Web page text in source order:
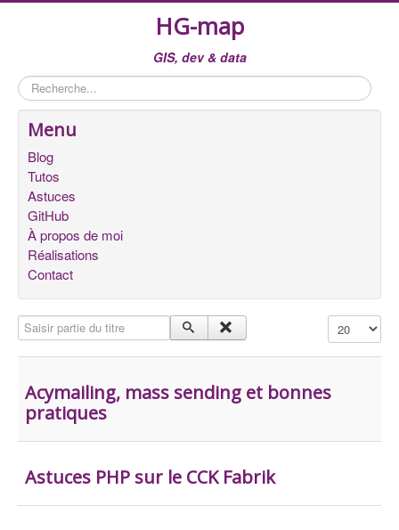
HG-map
GIS, dev & data
Rechercher
Menu
Blog
Tutos
Astuces
GitHub
À propos de moi
Réalisations
Contact
Saisir partie du titre Affichage #
Acymailing, mass sending et bonnes
pratiques
Astuces PHP sur le CCK Fabrik